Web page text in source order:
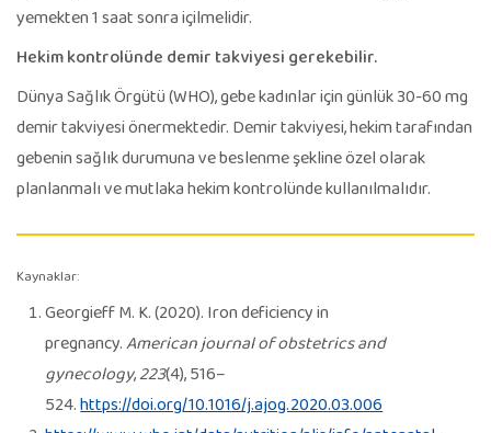
yemekten 1 saat sonra içilmelidir.
Hekim kontrolünde demir takviyesi gerekebilir.
Dünya Sağlık Örgütü (WHO), gebe kadınlar için günlük 30-60 mg
demir takviyesi önermektedir. Demir takviyesi, hekim tarafından
gebenin sağlık durumuna ve beslenme şekline özel olarak
planlanmalı ve mutlaka hekim kontrolünde kullanılmalıdır.
Kaynaklar:
Georgieff M. K. (2020). Iron deficiency in
pregnancy.American journal of obstetrics and
gynecology,223(4), 516–
524.https://doi.org/10.1016/j.ajog.2020.03.006